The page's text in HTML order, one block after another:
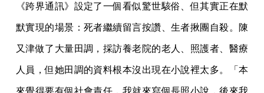
《跨界通訊》設定了一個看似驚世駭俗、但其實正在默
默實現的場景：死者繼續留言按讚、生者揪團自殺。陳
又津做了大量田調，採訪養老院的老人、照護者、醫療
人員，但她田調的資料根本沒出現在小說裡太多。「本
來覺得要有個社會責任，我就來寫個長照小說，後來我